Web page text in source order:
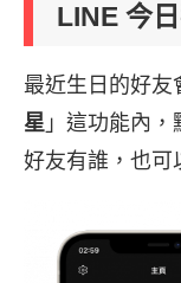
LINE 今
最近生日的好友
星 」這功能內
好友有誰，也可